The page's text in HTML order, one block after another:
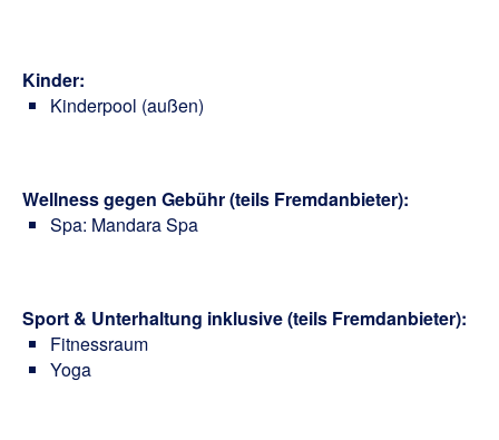
Kinder:
Kinderpool (außen)
Wellness gegen Gebühr (teils Fremdanbieter):
Spa: Mandara Spa
Sport & Unterhaltung inklusive (teils Fremdanbieter):
Fitnessraum
Yoga